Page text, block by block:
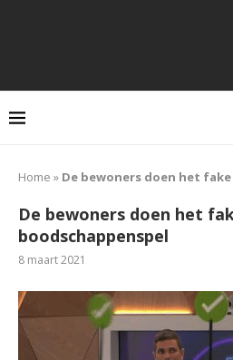
Home » De bewoners doen het
De bewoners doen het
boodschappenspel
8 maart 2021